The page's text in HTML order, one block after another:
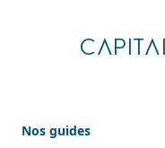
Nos guides